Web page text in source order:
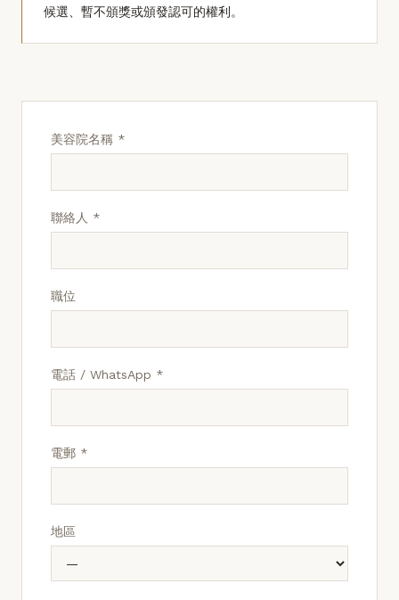
候選、暫不頒獎或頒發認可的權利。
美容院名稱 *
聯絡人 *
職位
電話 / WhatsApp *
電郵 *
地區